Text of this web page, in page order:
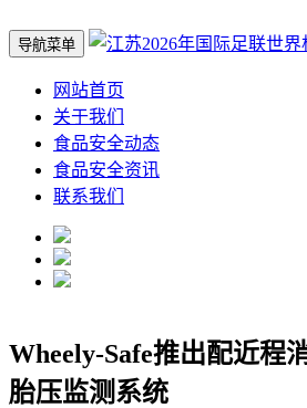
导航菜单
网站首页
关于我们
食品安全动态
食品安全资讯
联系我们
Wheely-Safe推出配近程
胎压监测系统